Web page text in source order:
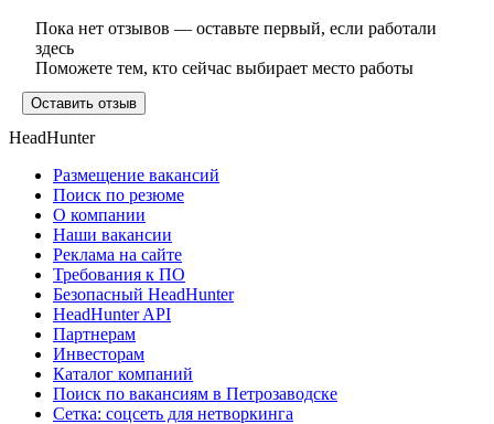
Пока нет отзывов — оставьте первый, если работали
здесь
Поможете тем, кто сейчас выбирает место работы
Оставить отзыв
HeadHunter
Размещение вакансий
Поиск по резюме
О компании
Наши вакансии
Реклама на сайте
Требования к ПО
Безопасный HeadHunter
HeadHunter API
Партнерам
Инвесторам
Каталог компаний
Поиск по вакансиям в Петрозаводске
Сетка: соцсеть для нетворкинга